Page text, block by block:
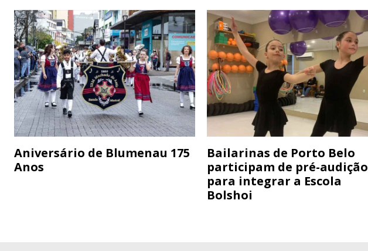
Aniversário de Blumenau 175
Anos
Bailarinas de Porto Belo
participam de pré-audição
para integrar a Escola
Bolshoi